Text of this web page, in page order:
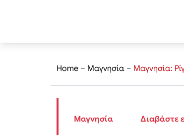
Home – Μαγνησία – Μαγνησία:
Μαγνησία Διαβάστε